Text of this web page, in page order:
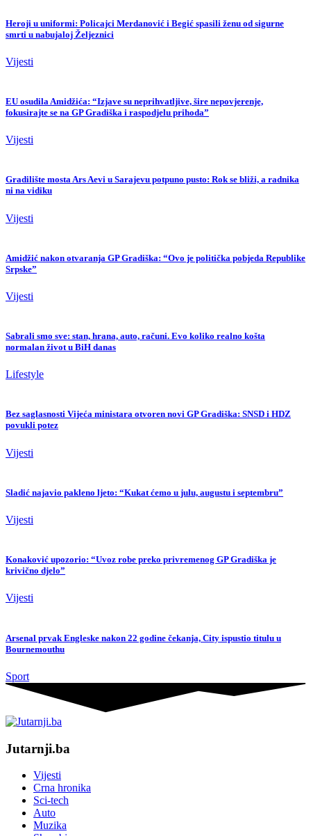
Heroji u uniformi: Policajci Merdanović i Begić spasili ženu od sigurne
smrti u nabujaloj Željeznici
Vijesti
EU osudila Amidžića: “Izjave su neprihvatljive, šire nepovjerenje,
fokusirajte se na GP Gradiška i raspodjelu prihoda”
Vijesti
Gradilište mosta Ars Aevi u Sarajevu potpuno pusto: Rok se bliži, a radnika
ni na vidiku
Vijesti
Amidžić nakon otvaranja GP Gradiška: “Ovo je politička pobjeda Republike
Srpske”
Vijesti
Sabrali smo sve: stan, hrana, auto, računi. Evo koliko realno košta
normalan život u BiH danas
Lifestyle
Bez saglasnosti Vijeća ministara otvoren novi GP Gradiška: SNSD i HDZ
povukli potez
Vijesti
Sladić najavio pakleno ljeto: “Kukat ćemo u julu, augustu i septembru”
Vijesti
Konaković upozorio: “Uvoz robe preko privremenog GP Gradiška je
krivično djelo”
Vijesti
Arsenal prvak Engleske nakon 22 godine čekanja, City ispustio titulu u
Bournemouthu
Sport
Jutarnji.ba
Vijesti
Crna hronika
Sci-tech
Auto
Muzika